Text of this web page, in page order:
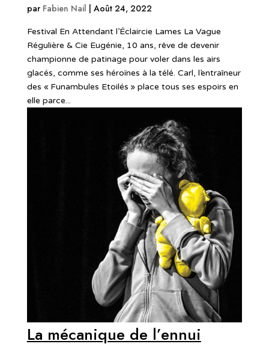
par Fabien Nail | Août 24, 2022
Festival En Attendant l’Éclaircie Lames La Vague
Régulière & Cie Eugénie, 10 ans, rêve de devenir
championne de patinage pour voler dans les airs
glacés, comme ses héroïnes à la télé. Carl, l’entraîneur
des « Funambules Etoilés » place tous ses espoirs en
elle parce...
La mécanique de l’ennui